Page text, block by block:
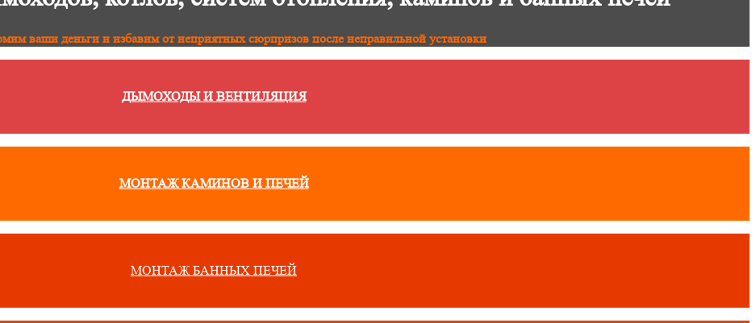
ваши деньги и избавим от неприятных сюрпризов после неправильной установки
ДЫМОХОДЫ И ВЕНТИЛЯЦИЯ
МОНТАЖ КАМИНОВ И ПЕЧЕЙ
МОНТАЖ БАННЫХ ПЕЧЕЙ